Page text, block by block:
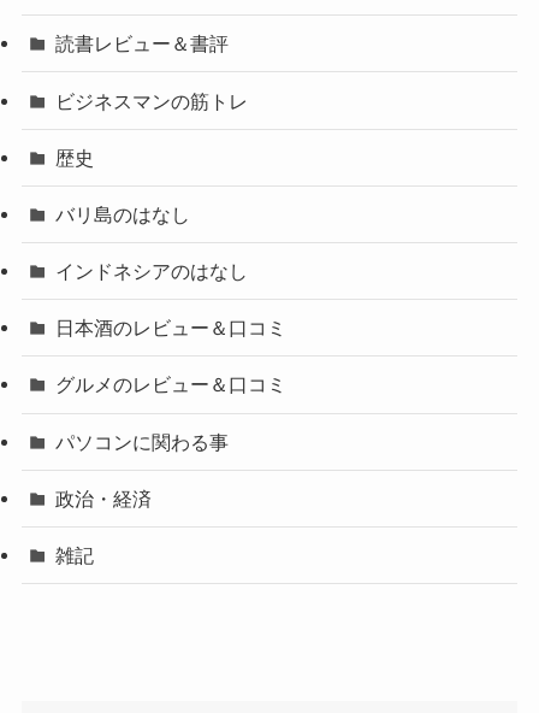
読書レビュー＆書評
ビジネスマンの筋トレ
歴史
バリ島のはなし
インドネシアのはなし
日本酒のレビュー＆口コミ
グルメのレビュー＆口コミ
パソコンに関わる事
政治・経済
雑記